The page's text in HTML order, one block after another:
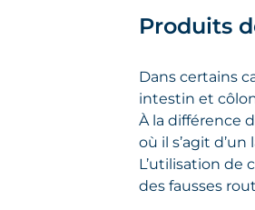
Produits
Dans certains
intestin et
À la différence
où il s’agit
L’utilisation de
des fausses